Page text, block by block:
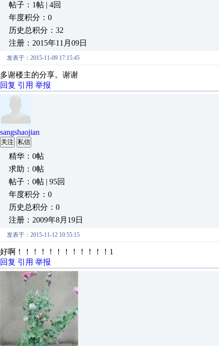
帖子：1帖 | 4回
年度积分：0
历史总积分：32
注册：2015年11月09日
发表于：2015-11-09 17:15:45
多谢楼主的分享。谢谢
回复 引用 举报
sangshaojian
关注 私信
精华：0帖
求助：0帖
帖子：0帖 | 95回
年度积分：0
历史总积分：0
注册：2009年8月19日
发表于：2015-11-12 10:55:15
好啊！！！！！！！！！！！！1
回复 引用 举报